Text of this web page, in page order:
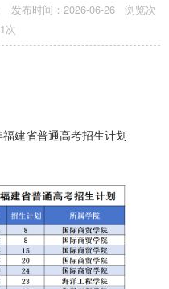
布时间：2026-06-26 浏览次
次
建省普通高考招生计划